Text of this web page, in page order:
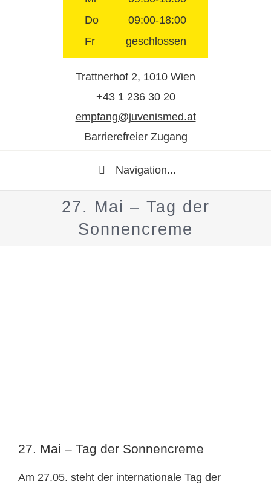
Do
09:00-18:00
Fr
geschlossen
Trattnerhof 2, 1010 Wien
+43 1 236 30 20
empfang@juvenismed.at
Barrierefreier Zugang
Navigation...
27. Mai – Tag der
Sonnencreme
27. Mai – Tag der Sonnencreme
Am 27.05. steht der internationale Tag der